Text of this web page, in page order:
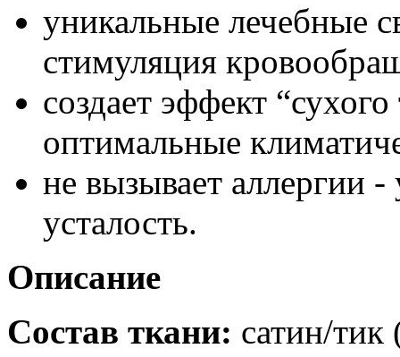
уникальные лечебные
стимуляция
создает эффект
оптимальные
не вызывает аллергии -
усталость.
Описание
Состав ткани: сатин/